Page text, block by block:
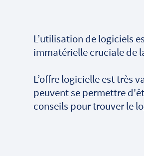
L’utilisation de logiciels
immatérielle cruciale de
L’offre logicielle est très
peuvent se permettre
conseils pour trouver le